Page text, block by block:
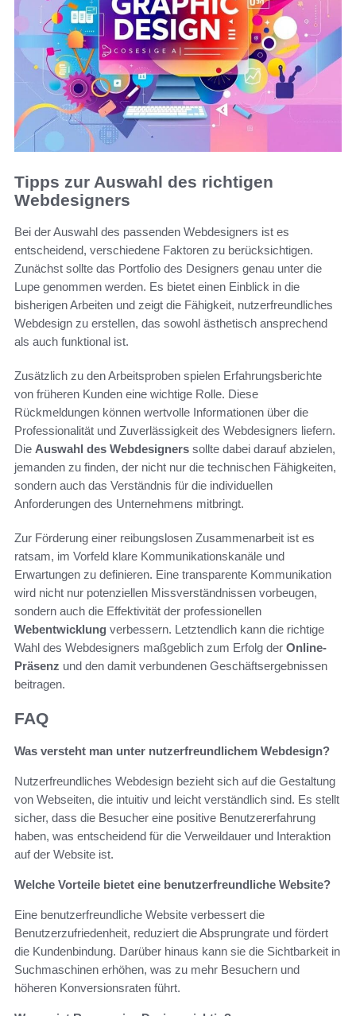
Tipps zur Auswahl des richtigen
Webdesigners
Bei der Auswahl des passenden Webdesigners ist es
entscheidend, verschiedene Faktoren zu berücksichtigen.
Zunächst sollte das Portfolio des Designers genau unter die
Lupe genommen werden. Es bietet einen Einblick in die
bisherigen Arbeiten und zeigt die Fähigkeit, nutzerfreundliches
Webdesign zu erstellen, das sowohl ästhetisch ansprechend
als auch funktional ist.
Zusätzlich zu den Arbeitsproben spielen Erfahrungsberichte
von früheren Kunden eine wichtige Rolle. Diese
Rückmeldungen können wertvolle Informationen über die
Professionalität und Zuverlässigkeit des Webdesigners liefern.
Die Auswahl des Webdesigners sollte dabei darauf abzielen,
jemanden zu finden, der nicht nur die technischen Fähigkeiten,
sondern auch das Verständnis für die individuellen
Anforderungen des Unternehmens mitbringt.
Zur Förderung einer reibungslosen Zusammenarbeit ist es
ratsam, im Vorfeld klare Kommunikationskanäle und
Erwartungen zu definieren. Eine transparente Kommunikation
wird nicht nur potenziellen Missverständnissen vorbeugen,
sondern auch die Effektivität der professionellen
Webentwicklung verbessern. Letztendlich kann die richtige
Wahl des Webdesigners maßgeblich zum Erfolg der Online-
Präsenz und den damit verbundenen Geschäftsergebnissen
beitragen.
FAQ
Was versteht man unter nutzerfreundlichem Webdesign?
Nutzerfreundliches Webdesign bezieht sich auf die Gestaltung
von Webseiten, die intuitiv und leicht verständlich sind. Es stellt
sicher, dass die Besucher eine positive Benutzererfahrung
haben, was entscheidend für die Verweildauer und Interaktion
auf der Website ist.
Welche Vorteile bietet eine benutzerfreundliche Website?
Eine benutzerfreundliche Website verbessert die
Benutzerzufriedenheit, reduziert die Absprungrate und fördert
die Kundenbindung. Darüber hinaus kann sie die Sichtbarkeit in
Suchmaschinen erhöhen, was zu mehr Besuchern und
höheren Konversionsraten führt.